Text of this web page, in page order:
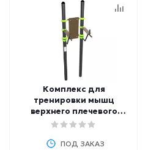
Комплекс для
тренировки мышц
верхнего плечевого
пояса и мышц брюшного
W340 GTO
ПОД ЗАКАЗ